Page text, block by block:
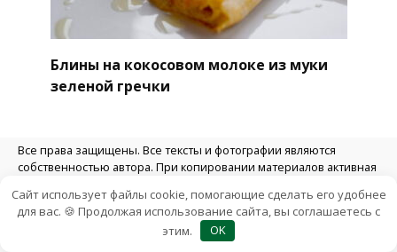
Блины на кокосовом молоке из муки
зеленой гречки
Все права защищены. Все тексты и фотографии являются
собственностью автора. При копировании материалов активная
Политика конфиденциальности
Сайт использует файлы cookie, помогающие сделать его удобнее
для вас. 🍪 Продолжая использование сайта, вы соглашаетесь с
этим.
OK